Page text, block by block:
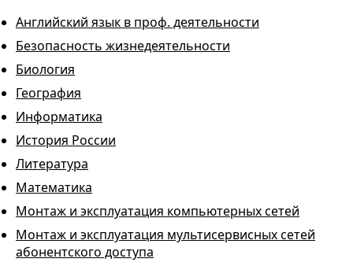
Английский язык в проф. деятельности
Безопасность жизнедеятельности
Биология
География
Информатика
История России
Литература
Математика
Монтаж и эксплуатация компьютерных сетей
Монтаж и эксплуатация мультисервисных сетей
абонентского доступа